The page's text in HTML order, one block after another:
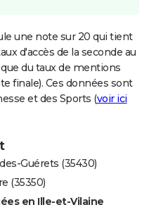
une note sur 20 qui tient
d'accès de la seconde au
du taux de mentions
finale). Ces données sont
et des Sports (voir ici
Guérets (35430)
(35350)
en Ille-et-Vilaine